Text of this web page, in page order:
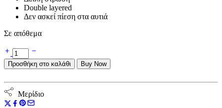
Double layered
Δεν ασκεί πίεση στα αυτιά
Σε απόθεμα
Τουρμπάνι
Yanna
Black
Elegant
quantity
Προσθήκη στο καλάθι Buy Now
Μερίδιο